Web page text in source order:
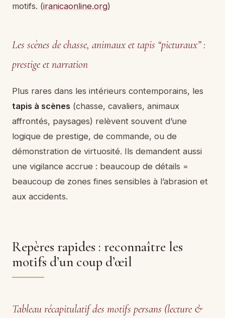
motifs. (iranicaonline.org)
Les scènes de chasse, animaux et tapis “picturaux” :
prestige et narration
Plus rares dans les intérieurs contemporains, les
tapis à scènes (chasse, cavaliers, animaux
affrontés, paysages) relèvent souvent d’une
logique de prestige, de commande, ou de
démonstration de virtuosité. Ils demandent aussi
une vigilance accrue : beaucoup de détails =
beaucoup de zones fines sensibles à l’abrasion et
aux accidents.
Repères rapides : reconnaître les
motifs d’un coup d’œil
Tableau récapitulatif des motifs persans (lecture &